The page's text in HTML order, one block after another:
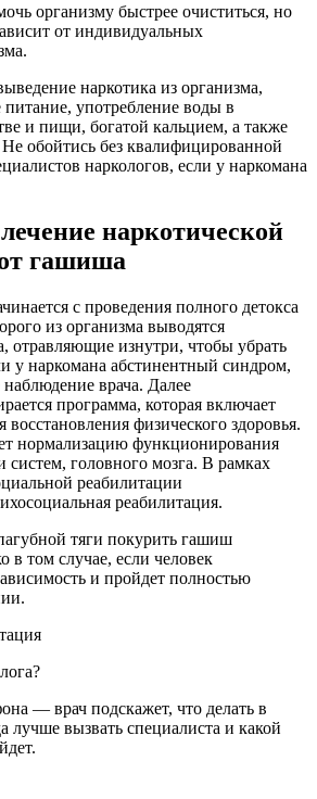
организму быстрее очиститься, но
от индивидуальных
наркотика из организма,
питание, употребление воды в
и пищи, богатой кальцием, а также
Не обойтись без квалифицированной
наркологов, если у наркомана
наркотической
гашиша
с проведения полного детокса
из организма выводятся
отравляющие изнутри, чтобы убрать
у наркомана абстинентный синдром,
наблюдение врача. Далее
программа, которая включает
восстановления физического здоровья.
нормализацию функционирования
систем, головного мозга. В рамках
реабилитации
реабилитация.
тяги покурить гашиш
в том случае, если человек
и пройдет полностью
— врач подскажет, что делать в
лучше вызвать специалиста и какой